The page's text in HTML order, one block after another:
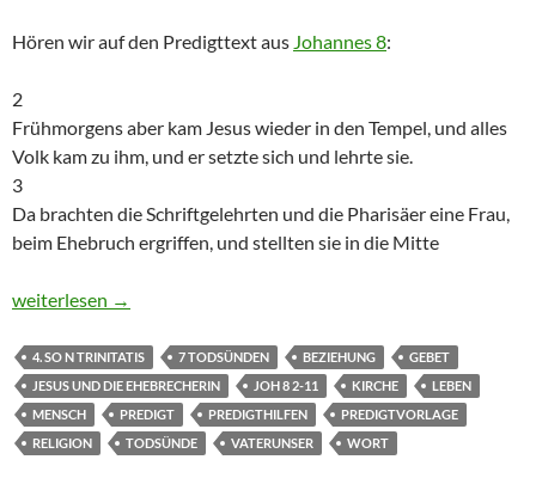
Hören wir auf den Predigttext aus Johannes 8:
2
Frühmorgens aber kam Jesus wieder in den Tempel, und alles
Volk kam zu ihm, und er setzte sich und lehrte sie.
3
Da brachten die Schriftgelehrten und die Pharisäer eine Frau,
beim Ehebruch ergriffen, und stellten sie in die Mitte
4. So. n. Trinitatis: Predigt zu Joh 8, 2-11 – Jesus und die
weiterlesen →
4. SO N TRINITATIS 7 TODSÜNDEN BEZIEHUNG
GEBET
JESUS UND DIE EHEBRECHERIN
JOH 8 2-11 KIRCHE
LEBEN
MENSCH
PREDIGT PREDIGTHILFEN
PREDIGTVORLAGE
RELIGION
TODSÜNDE VATERUNSER WORT